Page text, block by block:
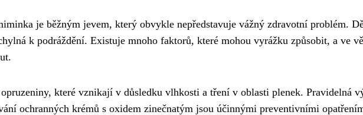
je běžným jevem, který obvykle nepředstavuje vážný zdravotní problém.
k podráždění. Existuje mnoho faktorů, které mohou vyrážku způsobit, a ve
které vznikají v důsledku vlhkosti a tření v oblasti plenek. Pravidelná
ochranných krémů s oxidem zinečnatým jsou účinnými preventivními